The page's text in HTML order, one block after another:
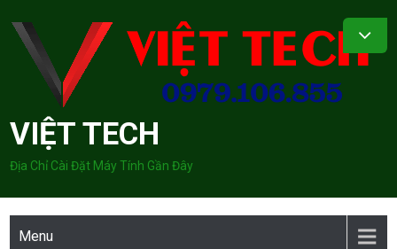
content
VIỆT TECH
Địa Chỉ Cài Đặt Máy Tính Gần Đây
Menu